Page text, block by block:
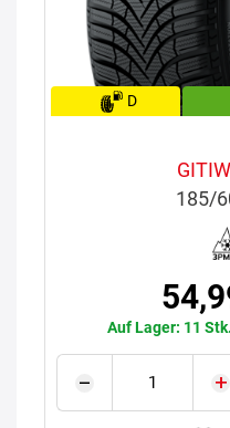
D
185/
Auf Lager: 11